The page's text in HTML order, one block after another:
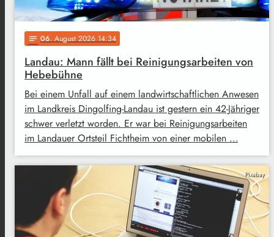
notes 06. August 2026 14:34
Landau: Mann fällt bei Reinigungsarbeiten von
Hebebühne
Bei einem Unfall auf einem landwirtschaftlichen Anwesen
im Landkreis Dingolfing-Landau ist gestern ein 42-Jähriger
schwer verletzt worden. Er war bei Reinigungsarbeiten
im Landauer Ortsteil Fichtheim von einer mobilen …
Pixabay